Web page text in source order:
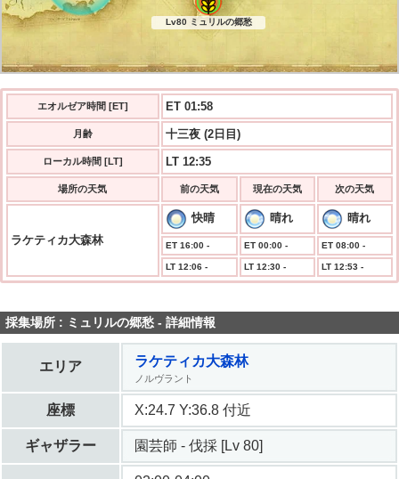
Lv80 ミュリルの郷愁
エオルゼア時間 [ET] ET 01:58
月齢 十三夜 (2日目)
ローカル時間 [LT] LT 12:35
場所の天気 前の天気 現在の天気 次の天気
ラケティカ大森林
快晴 晴れ 晴れ
ET 16:00 - ET 00:00 - ET 08:00 -
LT 12:06 - LT 12:30 - LT 12:53 -
採集場所 : ミュリルの郷愁 - 詳細情報
エリア ラケティカ大森林
ノルヴラント
座標 X:24.7 Y:36.8 付近
ギャザラー 園芸師 - 伐採 [Lv 80]